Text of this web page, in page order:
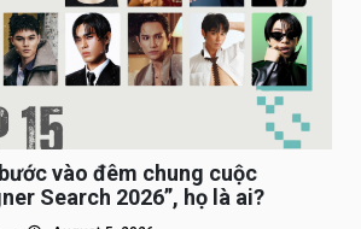
vào đêm chung cuộc
Search 2026”, họ là ai?